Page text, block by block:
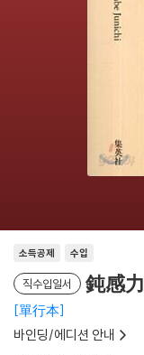
소득공제 수입
직수입일서 鈍感力
單行本
바인딩/에디션 안내